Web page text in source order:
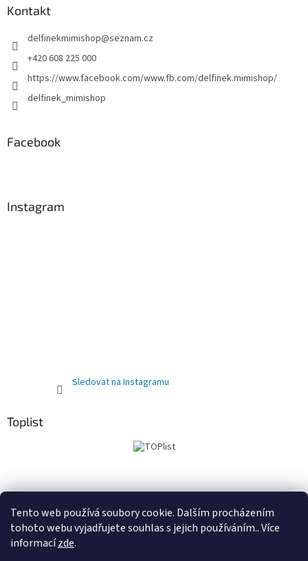
Tento web používá soubory cookie. Dalším procházením
tohoto webu vyjadřujete souhlas s jejich používáním.. Více
informacízde.
Kontakt
delfinekmimishop@seznam.cz
+420 608 225 000
https://www.facebook.com/www.fb.com/delfinek.mimishop/
delfinek_mimishop
Facebook
Instagram
Sledovat na Instagramu
Toplist